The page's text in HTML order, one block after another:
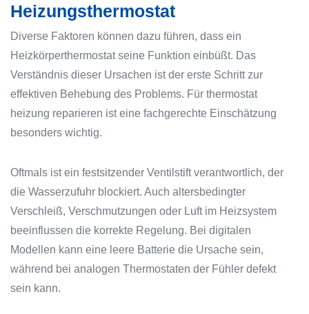
Heizungsthermostat
Diverse Faktoren können dazu führen, dass ein
Heizkörperthermostat seine Funktion einbüßt. Das
Verständnis dieser Ursachen ist der erste Schritt zur
effektiven Behebung des Problems. Für thermostat
heizung reparieren ist eine fachgerechte Einschätzung
besonders wichtig.
Oftmals ist ein festsitzender Ventilstift verantwortlich, der
die Wasserzufuhr blockiert. Auch altersbedingter
Verschleiß, Verschmutzungen oder Luft im Heizsystem
beeinflussen die korrekte Regelung. Bei digitalen
Modellen kann eine leere Batterie die Ursache sein,
während bei analogen Thermostaten der Fühler defekt
sein kann.